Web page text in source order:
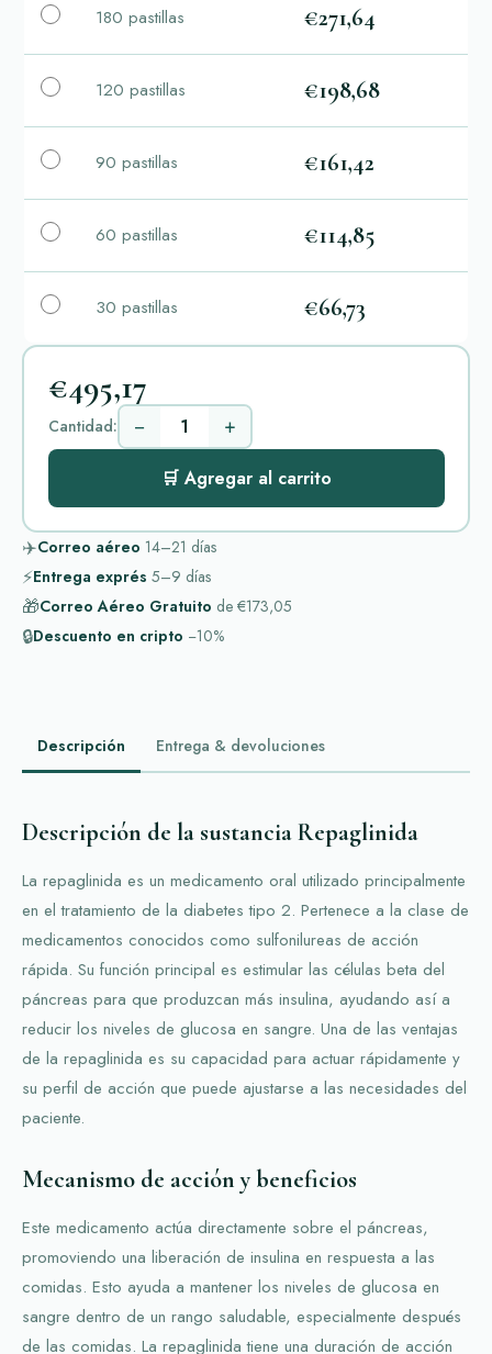
180 pastillas €271,64
120 pastillas €198,68
90 pastillas €161,42
60 pastillas €114,85
30 pastillas €66,73
€495,17
Cantidad: − +
🛒 Agregar al carrito
✈️Correo aéreo 14–21 días
⚡Entrega exprés 5–9 días
🎁Correo Aéreo Gratuito de €173,05
🔒Descuento en cripto −10%
Descripción Entrega & devoluciones
Descripción de la sustancia Repaglinida
La repaglinida es un medicamento oral utilizado principalmente
en el tratamiento de la diabetes tipo 2. Pertenece a la clase de
medicamentos conocidos como sulfonilureas de acción
rápida. Su función principal es estimular las células beta del
páncreas para que produzcan más insulina, ayudando así a
reducir los niveles de glucosa en sangre. Una de las ventajas
de la repaglinida es su capacidad para actuar rápidamente y
su perfil de acción que puede ajustarse a las necesidades del
paciente.
Mecanismo de acción y beneficios
Este medicamento actúa directamente sobre el páncreas,
promoviendo una liberación de insulina en respuesta a las
comidas. Esto ayuda a mantener los niveles de glucosa en
sangre dentro de un rango saludable, especialmente después
de las comidas. La repaglinida tiene una duración de acción